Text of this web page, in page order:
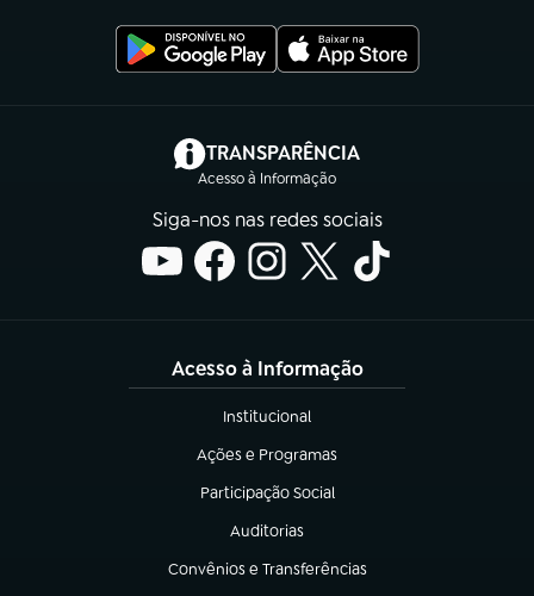
TRANSPARÊNCIA
Acesso à Informação
(abre em nova aba)
Siga-nos nas redes sociais
Acesso à Informação
Institucional
(abre em nova aba)
Ações e Programas
(abre em nova aba)
Participação Social
(abre em nova aba)
Auditorias
(abre em nova aba)
Convênios e Transferências
(abre em nova aba)